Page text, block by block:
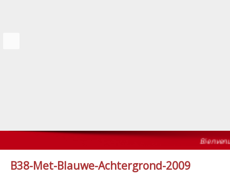
Bienvenue
B38-Met-Blauwe-Achtergrond-2009